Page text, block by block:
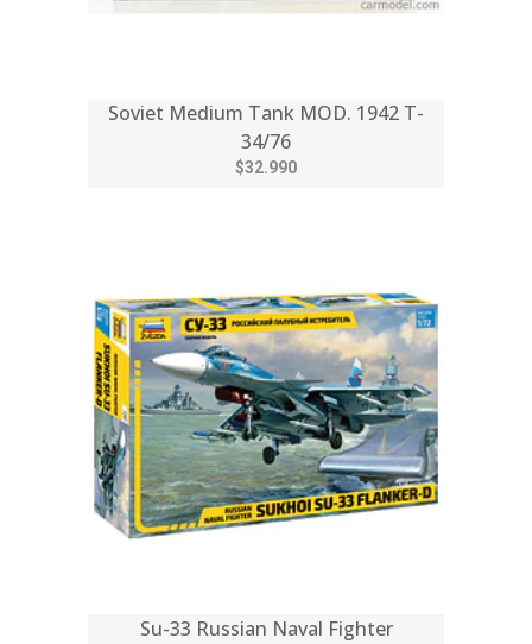
Soviet Medium Tank MOD. 1942 T-
34/76
$32.990
Su-33 Russian Naval Fighter